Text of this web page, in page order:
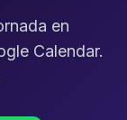
en
Calendar.